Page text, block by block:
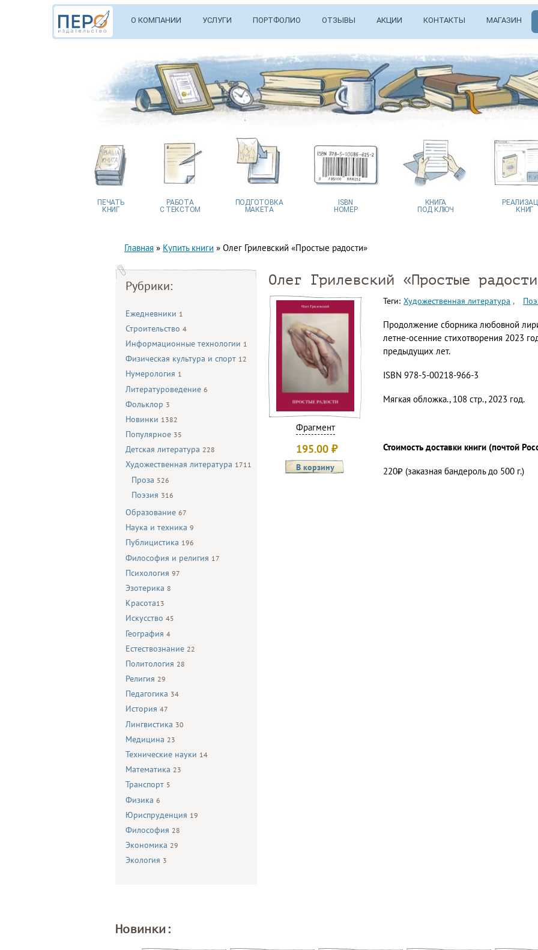
О КОМПАНИИ УСЛУГИ ПОРТФОЛИО ОТЗЫВЫ АКЦИИ КОНТАКТЫ МАГАЗИН
ПЕЧАТЬ
КНИГ
РАБОТА
С ТЕКСТОМ
ПОДГОТОВКА
МАКЕТА
ISBN
НОМЕР
КНИГА
ПОД КЛЮЧ
КНИГ
Главная » Купить книги » Олег Грилевский «Простые радости»
Рубрики:
Ежедневники 1
Строительство 4
Информационные технологии 1
Физическая культура и спорт 12
Нумерология 1
Литературоведение 6
Фольклор 3
Новинки 1382
Популярное 35
Детская литература 228
Художественная литература 1711
Проза 526
Поэзия 316
Образование 67
Наука и техника 9
Публицистика 196
Философия и религия 17
Психология 97
Эзотерика 8
Красота13
Искусство 45
География 4
Естествознание 22
Политология 28
Религия 29
Педагогика 34
История 47
Лингвистика 30
Медицина 23
Технические науки 14
Математика 23
Транспорт 5
Физика 6
Юриспруденция 19
Философия 28
Экономика 29
Экология 3
Олег Грилевский «Простые
Фрагмент
195.00 ₽
Теги: Художественная литература
Продолжение сборника любовной
летне-осенние стихотворения 2023
предыдущих лет.
ISBN 978-5-00218-966-3
Мягкая обложка., 108 стр., 2023 год.
Стоимость доставки книги (почтой
220₽ (заказная бандероль до 500 г.)
Новинки: